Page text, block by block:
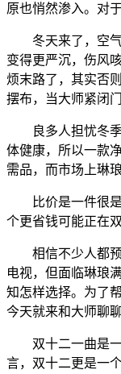
原也悄然渗入。对
冬天来了，空气
变得更严沉，伤风
烦末路了，其实否
摆布，当大师紧闭
良多人担忧冬季
体健康，所以一款
需品，而市场上琳
比价是一件很是
个更省钱可能正在
相信不少人都预
电视，但面临琳琅
知怎样选择。为了
今天就来和大师聊
双十二一曲是一
言，双十二更是一